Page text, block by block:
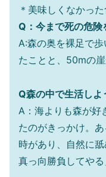
＊美味しくなかっ
Q：今まで死の危険
A:森の奥を裸足で
たことと、50mの
Q森の中で生活しよ
A：海よりも森が好
たのがきっかけ。
時があり、自然に
真っ向勝負してやる